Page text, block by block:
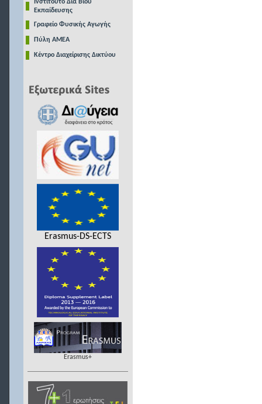
Ινστιτούτο Δια Βίου
Εκπαίδευσης
Γραφείο Φυσικής Αγωγής
Πύλη ΑΜΕΑ
Κέντρο Διαχείρισης Δικτύου
Erasmus-DS-ECTS
Erasmus+